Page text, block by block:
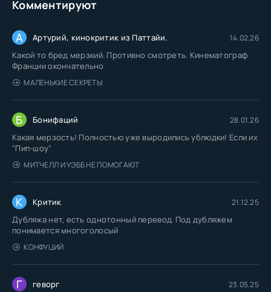
Комментируют
А Артурий, кинокритик из Паттайи. 14.02.26
Какой то бред мерзкий. Противно смотреть. Кинематограф
Франции окончательно
МАЛЕНЬКИЕ СЕКРЕТЫ
Б Бонифаций 28.01.26
Какая мерзость! Полностью уже выродились ублюдки! Если их
"Пип-шоу"
МИТЧЕЛЛ И УЭББ НЕ ПОМОГАЮТ
К Критик 21.12.25
Дубляжа нет, есть однотонный перевод. Под дубляжем
понимается многоголосый
КОНФУЦИЙ
Г геворг 23.05.25